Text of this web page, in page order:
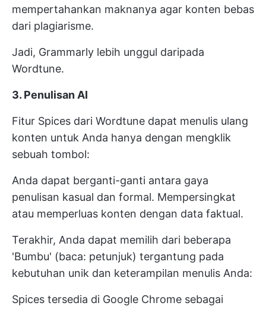
mempertahankan maknanya agar konten bebas
dari plagiarisme.
Jadi, Grammarly lebih unggul daripada
Wordtune.
3. Penulisan AI
Fitur Spices dari Wordtune dapat menulis ulang
konten untuk Anda hanya dengan mengklik
sebuah tombol:
Anda dapat berganti-ganti antara gaya
penulisan kasual dan formal. Mempersingkat
atau memperluas konten dengan data faktual.
Terakhir, Anda dapat memilih dari beberapa
'Bumbu' (baca: petunjuk) tergantung pada
kebutuhan unik dan keterampilan menulis Anda:
Spices tersedia di Google Chrome sebagai